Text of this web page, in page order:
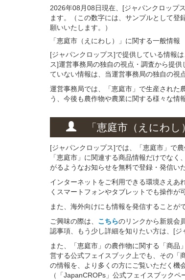
2026年08月08日現在、[ジャパンクロップ
ます。（この数字には、サンプルとして
願いいたします。）
「恵庭市（えにわし）」 に関する一般情報
[ジャパンクロップス]で提供している情報
ス]運営事務局の独自の視点・調査から提
ていない情報は、当運営事務局の独自の視
運営事務局では、「恵庭市」で生産された
う、今後も農作物や農業に関する様々な情
「恵庭市（えにわし
[ジャパンクロップス]では、「恵庭市」で
「恵庭市」に関連する商品情報だけでな
がるようなお知らせを無料で登録・発信い
インターネットをご利用できる環境さえあ
くスマートフォンやタブレットでも操作が
また、海外向けにも情報を発信することが
ご興味の際は、 こちらのリンクから新規会
認事項、もう少し詳細を知りたい方は、[ジ
また、「恵庭市」の農作物に関する「商
営する公式フェイスブック上でも、その「
の情報を、より多くの方にご覧いただく機
（「JapanCROPs」公式フェイスブック